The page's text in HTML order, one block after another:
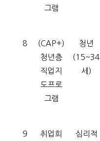
그램
8
(CAP+)
청년층
직업지
도프로
그램
청년
(15~34
세)
9
취업희
심리적